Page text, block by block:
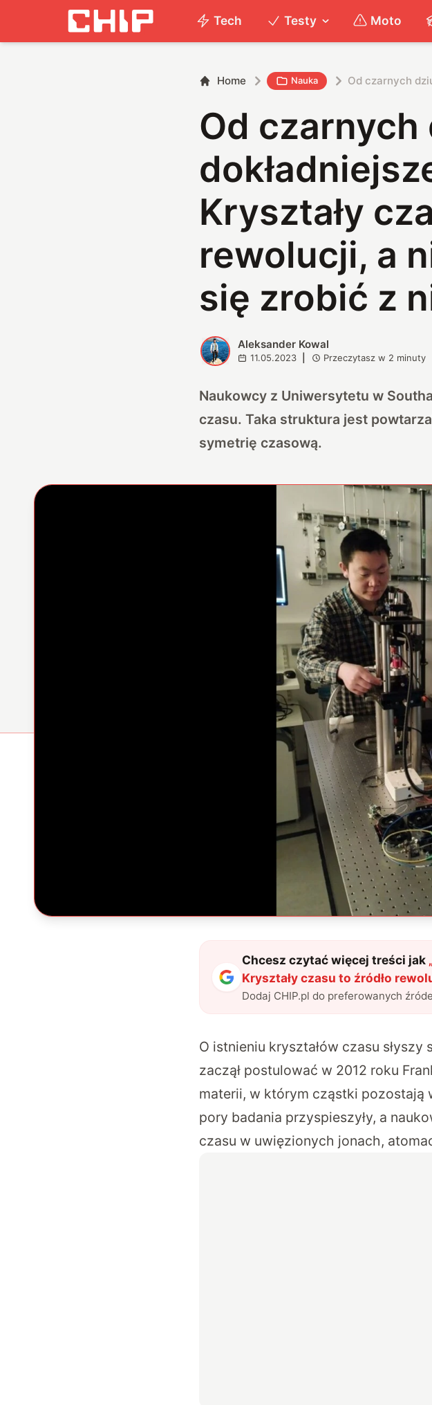
Tech Testy Moto
Home Nauka Od czarnych
Od czarnych
Kryształy
rewolucji, a
się zrobić z
A Aleksander Kowal
11.05.2023 Przeczytasz w 2 minuty
Naukowcy z Uniwersytetu w
czasu. Taka struktura jest
symetrię czasową.
Chcesz czytać więcej treści jak
Kryształy czasu to źródło
ważnego"?
Dodaj CHIP.pl do preferowanych
O istnieniu kryształów czasu
zaczął postulować w 2012 roku
materii, w którym cząstki pozostają
pory badania przyspieszyły, a
czasu w uwięzionych jonach,